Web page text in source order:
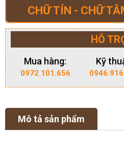
CHỮ TÍN - CHỮ
HỖ
Mua hàng:
0972.101.656
Kỹ
Mô tả sản phẩm